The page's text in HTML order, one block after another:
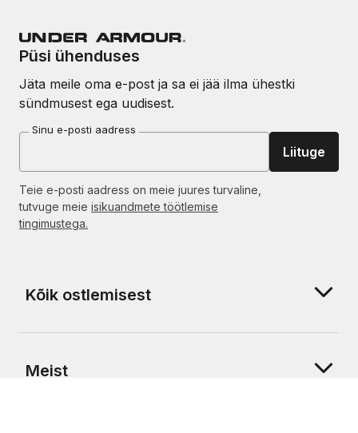
Püsi ühenduses
Jäta meile oma e-post ja sa ei jää ilma ühestki
sündmusest ega uudisest.
Sinu e-posti aadress
Liituge
Teie e-posti aadress on meie juures turvaline,
tutvuge meie isikuandmete töötlemise
tingimustega.
Kõik ostlemisest
Meist